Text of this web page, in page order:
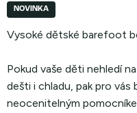
NOVINKA
Vysoké dětské barefoot
Pokud vaše děti nehledí
dešti i chladu, pak pro
neocenitelným